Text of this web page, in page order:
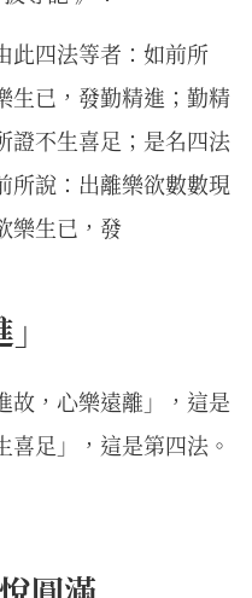
此四法等者：如前所
生已，發勤精進；勤精
證不生喜足；是名四法
所說：出離樂欲數數現
樂生已，發
故，心樂遠離」，這是
足」，這是第四法。